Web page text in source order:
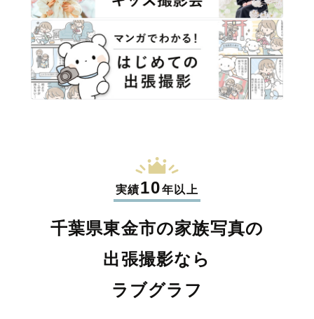
実績10年以上
千葉県東金市の家族写真の
出張撮影なら
ラブグラフ